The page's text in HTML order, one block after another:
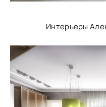
Интерьеры